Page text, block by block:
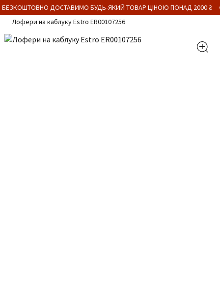
ДОСТАВИМО БУДЬ-ЯКИЙ ТОВАР ЦІНОЮ ПОНАД 2000 ₴
Лофери на каблуку Estro ER00107256